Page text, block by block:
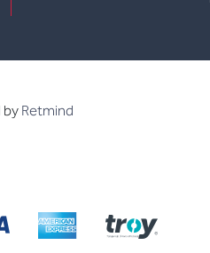
by Retmind